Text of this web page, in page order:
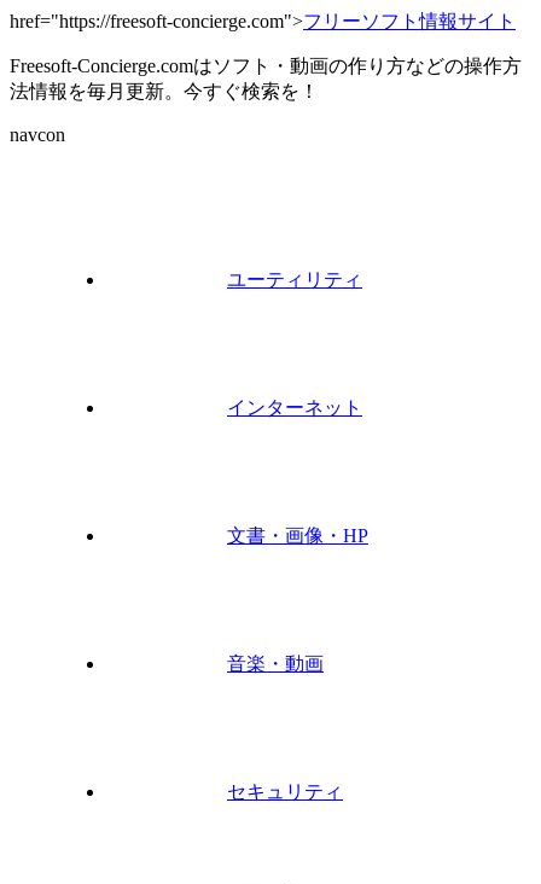
href="https://freesoft-concierge.com">フリーソフト情報サイト
Freesoft-Concierge.comはソフト・動画の作り方などの操作方
法情報を毎月更新。今すぐ検索を！
navcon
ユーティリティ
インターネット
文書・画像・HP
音楽・動画
セキュリティ